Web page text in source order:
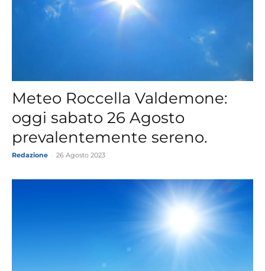
Meteo Roccella Valdemone:
oggi sabato 26 Agosto
prevalentemente sereno.
Redazione 26 Agosto 2023